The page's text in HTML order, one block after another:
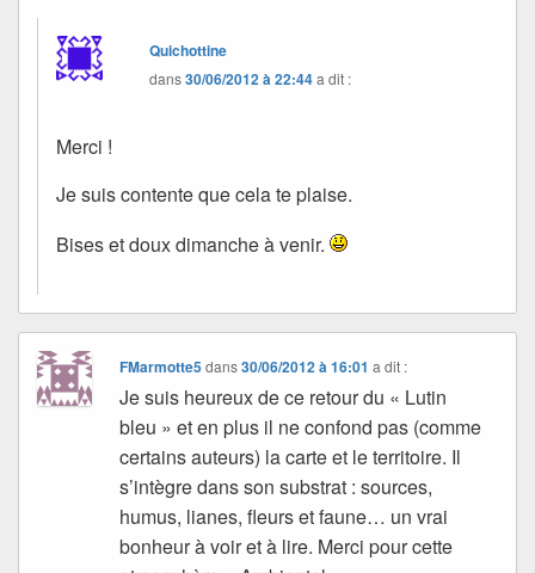
Quichottine
dans30/06/2012 à 22:44a dit :
Merci !
Je suis contente que cela te plaise.
Bises et doux dimanche à venir.
FMarmotte5dans30/06/2012 à 16:01 a dit :
Je suis heureux de ce retour du « Lutin
bleu » et en plus il ne confond pas (comme
certains auteurs) la carte et le territoire. Il
s’intègre dans son substrat : sources,
humus, lianes, fleurs et faune… un vrai
bonheur à voir et à lire. Merci pour cette